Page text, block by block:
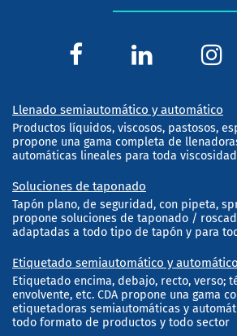
Llenado semiautomático y automático
Productos líquidos, viscosos, pastosos,
propone una gama completa de
automáticas lineales para toda
Soluciones de taponado
Tapón plano, de seguridad, con pipeta,
propone soluciones de taponado /
adaptadas a todo tipo de tapón y para
Etiquetado semiautomático y automático
Etiquetado encima, debajo, recto, verso;
envolvente, etc. CDA propone una gama
etiquetadoras semiautomáticas y
todo formato de productos y todo sector